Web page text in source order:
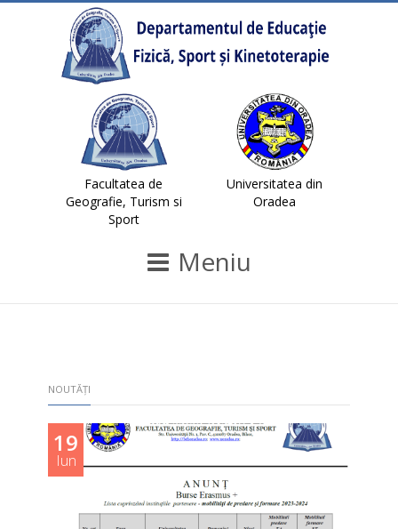
Facultatea de
Geografie, Turism si
Sport
Universitatea din
Oradea
Meniu
NOUTĂȚI
19
Iun